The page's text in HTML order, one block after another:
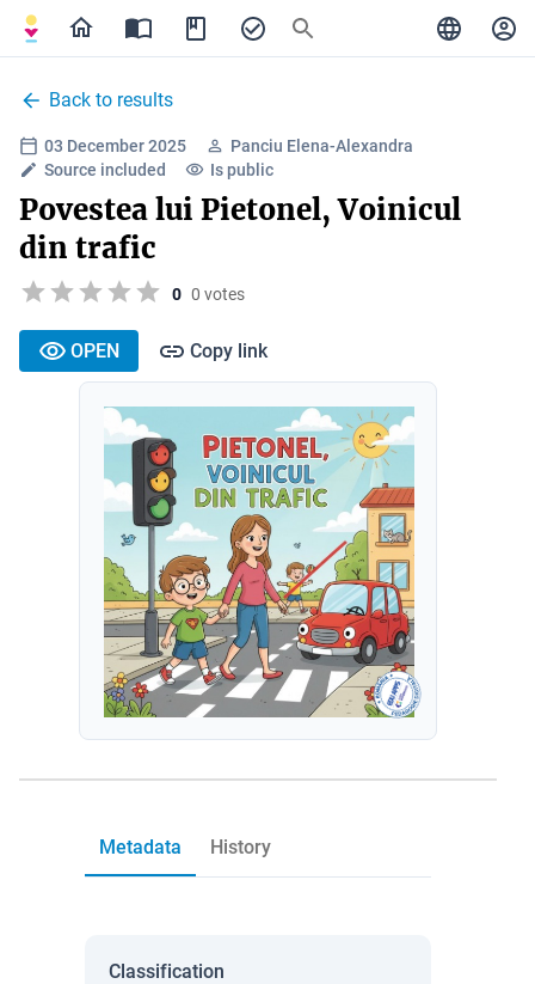
Back to results
03 December 2025
Panciu Elena-Alexandra
Source included
Is public
Povestea lui Pietonel, Voinicul
din trafic
0 0 votes
OPEN Copy link
Metadata History
Classification